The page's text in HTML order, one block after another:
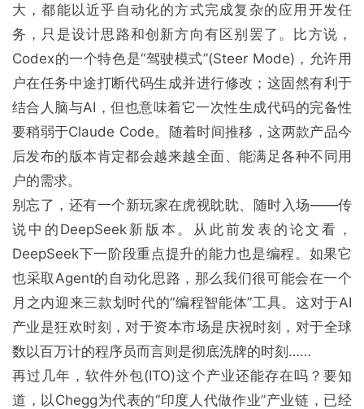
大，都能以近乎自动化的方式完成复杂的应用开发任
务，只是设计思路和创新方向有区别罢了。比方说，
Codex的一个特色是“驾驶模式”(Steer Mode)，允许用
户在任务中途打断代码生成并进行修改；这固然有利于
结合人脑与AI，但也意味着它一次性生成代码的完备性
要稍弱于Claude Code。随着时间推移，这两款产品今
后发布的版本肯定都会越来越全面、能满足各种不同用
户的需求。
别忘了，还有一个新玩家在虎视眈眈、随时入场——传
说中的DeepSeek新版本。从此前发表的论文看，
DeepSeek下一阶段重点提升的能力也是编程。如果它
也采取Agent的自动化思路，那么我们很可能会在一个
月之内迎来三款划时代的“编程智能体”工具。这对于AI
产业是狂欢时刻，对于资本市场是庆祝时刻，对于全球
数以百万计的程序员而言则是彻底洗牌的时刻……
再过几年，软件外包(ITO)这个产业还能存在吗？要知
道，以Chegg为代表的“印度人代做作业”产业链，已经